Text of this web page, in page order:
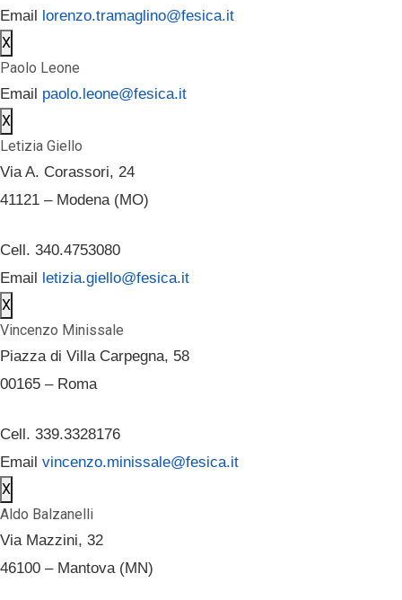
Email lorenzo.tramaglino@fesica.it
X
Paolo Leone
Email paolo.leone@fesica.it
X
Letizia Giello
Via A. Corassori, 24
41121 – Modena (MO)
Cell. 340.4753080
Email letizia.giello@fesica.it
X
Vincenzo Minissale
Piazza di Villa Carpegna, 58
00165 – Roma
Cell. 339.3328176
Email vincenzo.minissale@fesica.it
X
Aldo Balzanelli
Via Mazzini, 32
46100 – Mantova (MN)